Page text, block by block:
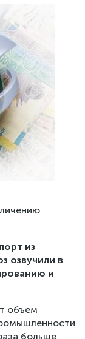
Центра
из
озвучили в
и
объем
больше,